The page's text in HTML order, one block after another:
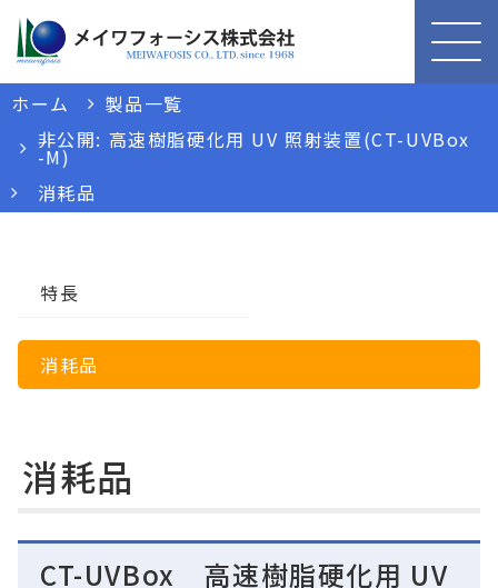
ホーム
製品一覧
非公開: 高速樹脂硬化用 UV 照射装置(CT-UVBox
-M)
消耗品
特長
消耗品
消耗品
CT-UVBox 高速樹脂硬化用 UV